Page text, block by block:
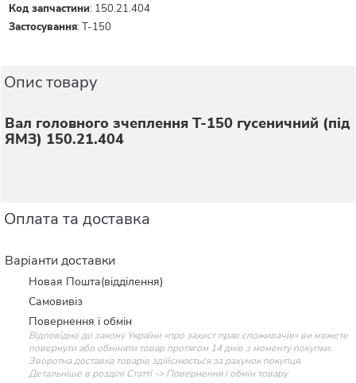
Код запчастини: 150.21.404
Застосування:Т-150
Опис товару
Вал головного зчеплення Т-150 гусеничний (під
ЯМЗ) 150.21.404
Оплата та доставка
Варіанти доставки
Новая Пошта(відділення)
Самовивіз
Повернення і обмін
Відповідно до закону України «про захист прав споживачів» ви можете
повернути або обміняти товар протягом 14 днів з моменту покупки.
Зворотна доставка товарів здійснюється за рахунок покупця.
Детальніше в розділі Статті -> Повернення і обмін товару